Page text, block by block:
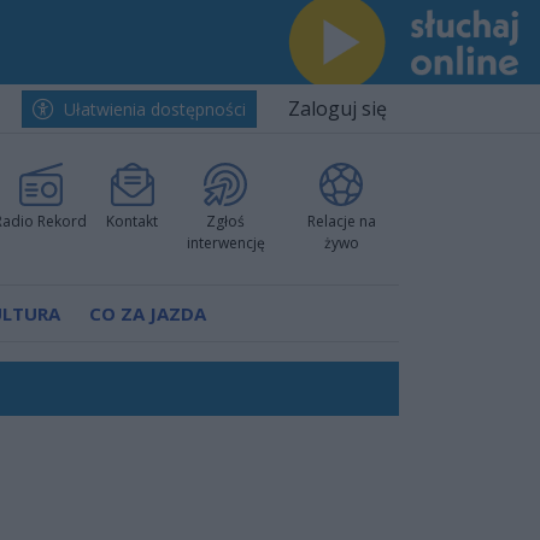
Ułatwienia dostępności Zaloguj się
Rekord Kontakt
Zgłoś
interwencję
Relacje na
żywo
CO ZA JAZDA
w Ustce!
prokuratury
pokazali klasę
nową sportową tradycję"